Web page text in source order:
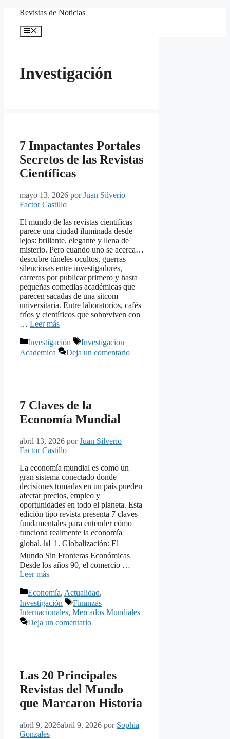
Saltar
contenido
Revistas de Noticias
Menú
Investigación
7 Impactantes Portales
Secretos de las Revistas
Científicas
mayo 13, 2026 porJuan Silverio
Factor Castillo
El mundo de las revistas científicas
parece una ciudad iluminada desde
lejos: brillante, elegante y llena de
misterio. Pero cuando uno se acerca…
descubre túneles ocultos, guerras
silenciosas entre investigadores,
carreras por publicar primero y hasta
pequeñas comedias académicas que
parecen sacadas de una sitcom
universitaria. Entre laboratorios, cafés
fríos y científicos que sobreviven con
… Leer más
Categorías
Investigación Etiquetas
Investigacion
Academica
Deja un comentario
7 Claves de la
Economía Mundial
abril 13, 2026 porJuan Silverio
Factor Castillo
La economía mundial es como un
gran sistema conectado donde
decisiones tomadas en un país pueden
afectar precios, empleo y
oportunidades en todo el planeta. Esta
edición tipo revista presenta 7 claves
fundamentales para entender cómo
funciona realmente la economía
global. 📊 1. Globalización: El
Mundo Sin Fronteras Económicas
Desde los años 90, el comercio …
Leer más
Categorías
Economía, Actualidad,
Investigación
Etiquetas
Finanzas
Internacionales, Mercados Mundiales
Deja un comentario
Las 20 Principales
Revistas del Mundo
que Marcaron Historia
abril 9, 2026abril 9, 2026 por Sophia
Gonzales